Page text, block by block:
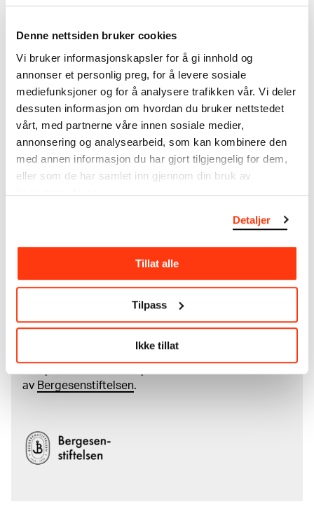
Denne nettsiden bruker cookies
Vi bruker informasjonskapsler for å gi innhold og
annonser et personlig preg, for å levere sosiale
mediefunksjoner og for å analysere trafikken vår. Vi deler
dessuten informasjon om hvordan du bruker nettstedet
vårt, med partnerne våre innen sosiale medier,
annonsering og analysearbeid, som kan kombinere den
med annen informasjon du har gjort tilgjengelig for dem,
eller som de har samlet inn gjennom din bruk av
tjenestene deres.
Detaljer
Tillat alle
Tilpass
Ikke tillat
forbehold om at feil kan forekomme.
MUNCHs samling består av over 42 000 unike
museumsobjekter, inkludert nærmere 27 000 unike
kunstverk. I tillegg til den ekstraordinære samlingen
somEdvard Munch testamenterte til Oslo
kommune i 1940, rommer museet også samlingene
til Rolf Stenersen, Amaldus Nielsen og Ludvig O.
Ravensberg.
Les mer om arbeidet med å digitalisere Munchs
Den digitale tilgjengeliggjøringen av museets
av Bergesenstiftelsen.